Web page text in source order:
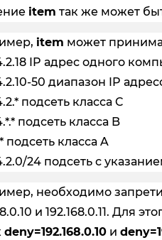
item так же может
item может
IP адрес одного
50 диапазон IP
подсеть класса C
подсеть класса B
подсеть класса A
24 подсеть с
необходимо
и 192.168.0.11. Для
deny=192.168.0.10 и